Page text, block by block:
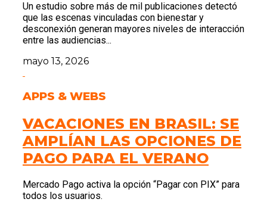
Un estudio sobre más de mil publicaciones detectó
que las escenas vinculadas con bienestar y
desconexión generan mayores niveles de interacción
entre las audiencias...
mayo 13, 2026
APPS & WEBS
VACACIONES EN BRASIL: SE
AMPLÍAN LAS OPCIONES DE
PAGO PARA EL VERANO
Mercado Pago activa la opción “Pagar con PIX” para
todos los usuarios.